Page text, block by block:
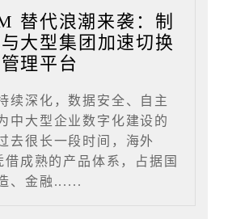
替代浪潮来袭：制
大型集团加速切换
理平台
续深化，数据安全、自主
中大型企业数字化建设的
去很长一段时间，海外
成熟的产品体系，占据国
、金融......